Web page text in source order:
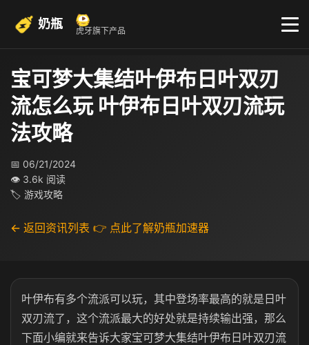
奶瓶 虎牙旗下产品
宝可梦大集结叶伊布日叶双刃
流怎么玩 叶伊布日叶双刃流玩
法攻略​
📅 06/21/2024
👁 3.6k 阅读
🏷 游戏攻略
← 返回资讯列表 👉 点此了解奶瓶加速器
叶伊布有多个流派可以玩，其中登场率最高的就是日叶
双刃流了，这个流派最大的好处就是持续输出强，那么
下面小编就来告诉大家宝可梦大集结叶伊布日叶双刃流